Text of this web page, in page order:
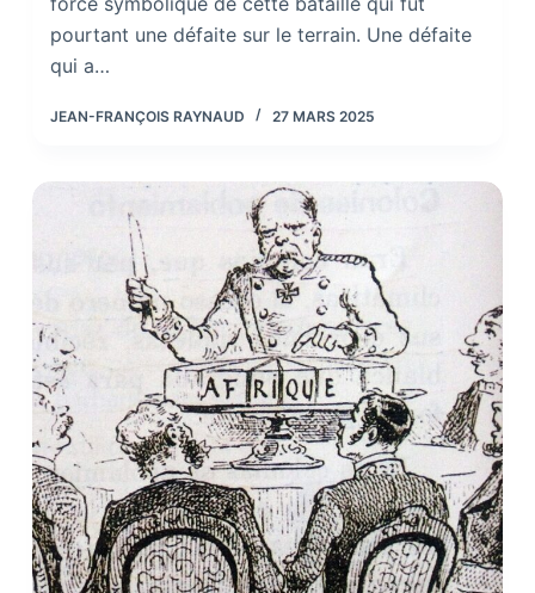
pourtant une défaite sur le terrain. Une défaite
qui a…
JEAN-FRANÇOIS RAYNAUD 27 MARS 2025